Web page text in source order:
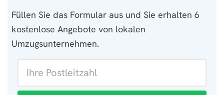
Füllen Sie das Formular aus und Sie erhalten 6
kostenlose Angebote von lokalen
Umzugsunternehmen.